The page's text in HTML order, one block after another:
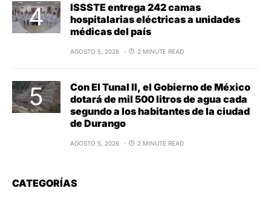
ISSSTE entrega 242 camas
hospitalarias eléctricas a unidades
médicas del país
AGOSTO 5, 2026 2 MINUTE READ
Con El Tunal II, el Gobierno de México
dotará de mil 500 litros de agua cada
segundo a los habitantes de la ciudad
de Durango
AGOSTO 5, 2026 2 MINUTE READ
CATEGORÍAS